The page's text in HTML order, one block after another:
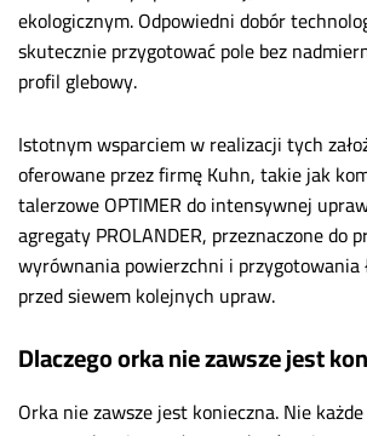
ekologicznym. Odpowiedni dobór
skutecznie przygotować pole bez
profil glebowy.
Istotnym wsparciem w realizacji tych
oferowane przez firmę Kuhn, takie jak
talerzowe OPTIMER do intensywnej
agregaty PROLANDER, przeznaczone do
wyrównania powierzchni i przygotowania
przed siewem kolejnych upraw.
Dlaczego orka nie zawsze jest
Orka nie zawsze jest konieczna. Nie